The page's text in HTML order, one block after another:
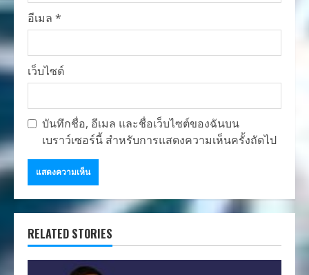
อีเมล *
เว็บไซต์
บันทึกชื่อ, อีเมล และชื่อเว็บไซต์ของฉันบน
เบราว์เซอร์นี้ สำหรับการแสดงความเห็นครั้งถัดไป
RELATED STORIES